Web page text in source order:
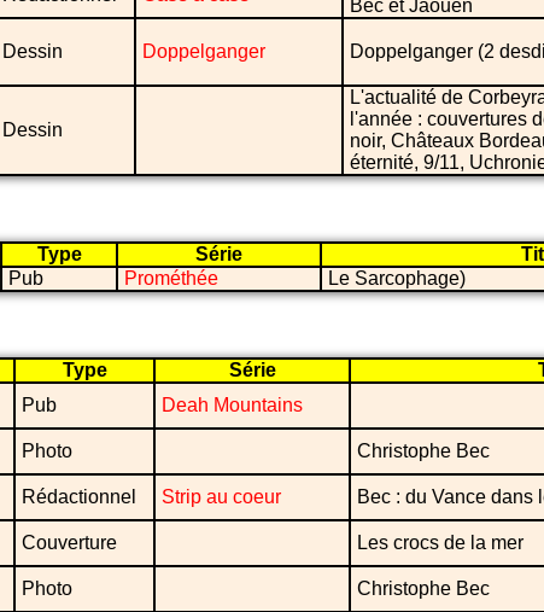
Bec et Jaouen
Dessin Doppelganger Doppelganger (2
Dessin
L'actualité de
l'année : couvertures
noir, Châteaux
éternité, 9/11,
Type Série
Pub Prométhée Le Sarcophage)
Type Série
Pub Deah Mountains
Photo Christophe Bec
Rédactionnel Strip au coeur Bec : du Vance dans
Couverture Les crocs de la mer
Photo Christophe Bec